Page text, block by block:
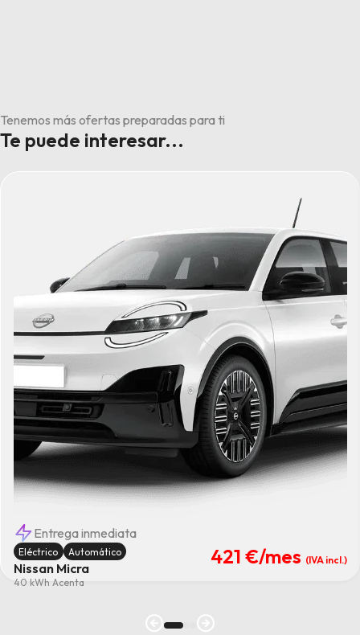
Tenemos más ofertas preparadas para ti
Te puede interesar...
Entrega inmediata
Nissan Micra
40 kWh Acenta
421 €/mes (IVA incl.)
Eléctrico Automático